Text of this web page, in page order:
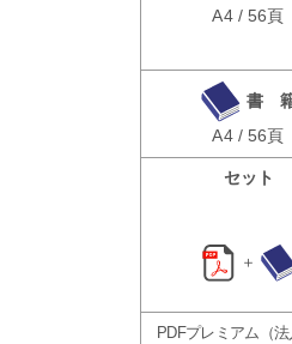
A4 / 56頁
書
A4 / 56頁
セット
＋
PDFプレミアム（